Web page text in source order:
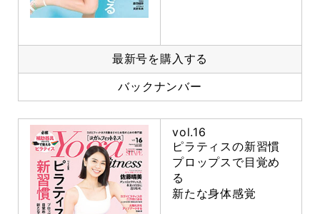
最新号を購入する
バックナンバー
vol.16
ピラティスの新習慣
プロップスで目覚め
る
新たな身体感覚